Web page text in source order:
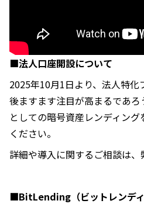
■法人口座開設について
2025年10月1日より、法人特化
後ますます注目が高まるであ
としての暗号資産レンディン
ください。
詳細や導入に関するご相談は、
■BitLending（ビットレンデ